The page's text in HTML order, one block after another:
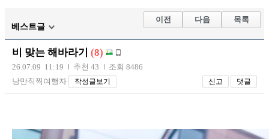
해외축구
국내축구
베스트글
이전 다음 목록
비 맞는 해바라기 (8)
26.07.09 11:19 추천 43
조회 8486
낭만직찍여행자
작성글보기 신고 댓글